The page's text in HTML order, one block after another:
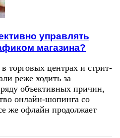
управлять
магазина?
торговых центрах и стрит-
реже ходить за
объективных причин,
онлайн-шопинга со
же офлайн продолжает